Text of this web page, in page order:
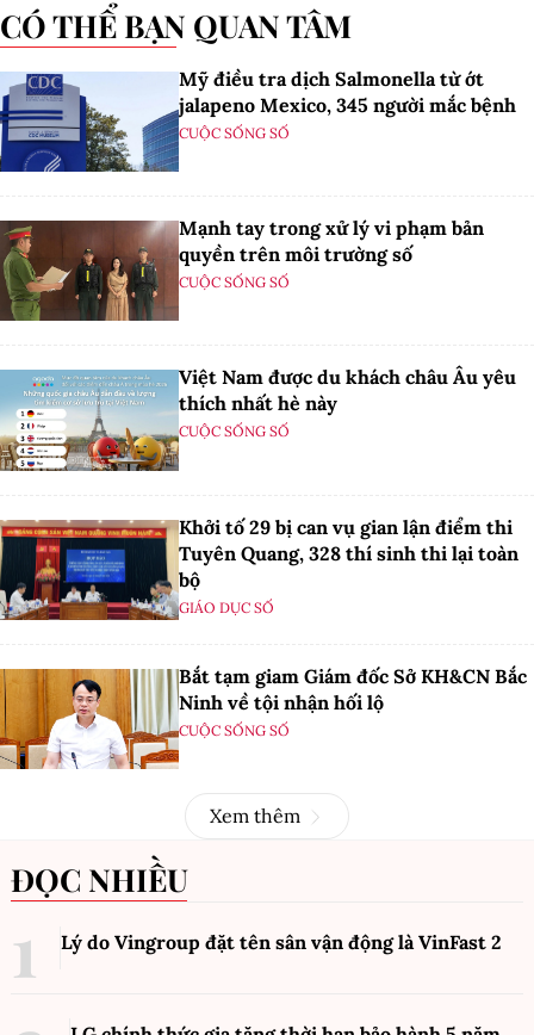
CÓ THỂ BẠN QUAN TÂM
Mỹ điều tra dịch Salmonella từ ớt
jalapeno Mexico, 345 người mắc bệnh
CUỘC SỐNG SỐ
Mạnh tay trong xử lý vi phạm bản
quyền trên môi trường số
CUỘC SỐNG SỐ
Việt Nam được du khách châu Âu yêu
thích nhất hè này
CUỘC SỐNG SỐ
Khởi tố 29 bị can vụ gian lận điểm thi
Tuyên Quang, 328 thí sinh thi lại toàn
bộ
GIÁO DỤC SỐ
Bắt tạm giam Giám đốc Sở KH&CN Bắc
Ninh về tội nhận hối lộ
CUỘC SỐNG SỐ
Xem thêm
ĐỌC NHIỀU
Lý do Vingroup đặt tên sân vận động là VinFast 2